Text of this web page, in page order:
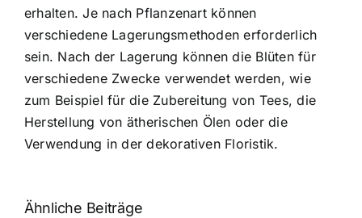
erhalten. Je nach Pflanzenart können
verschiedene Lagerungsmethoden erforderlich
sein. Nach der Lagerung können die Blüten für
verschiedene Zwecke verwendet werden, wie
zum Beispiel für die Zubereitung von Tees, die
Herstellung von ätherischen Ölen oder die
Verwendung in der dekorativen Floristik.
Ähnliche Beiträge